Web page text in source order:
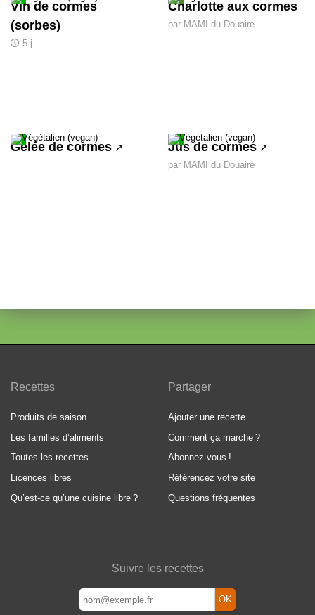
Vin de cormes
(sorbes)
5 j
Charlotte aux cormes
par MAMI du Douaire
Gelée de cormes Jus de cormes
par MAMI du Douaire
Recettes
Produits de saison
Les familles d’aliments
Toutes les recettes
Licences libres
Qu’est-ce qu’une cuisine libre ?
Partager
Ajouter une recette
Comment ça marche ?
Abonnez-vous !
Référencez votre site
Questions fréquentes
Suivre les recettes
OK